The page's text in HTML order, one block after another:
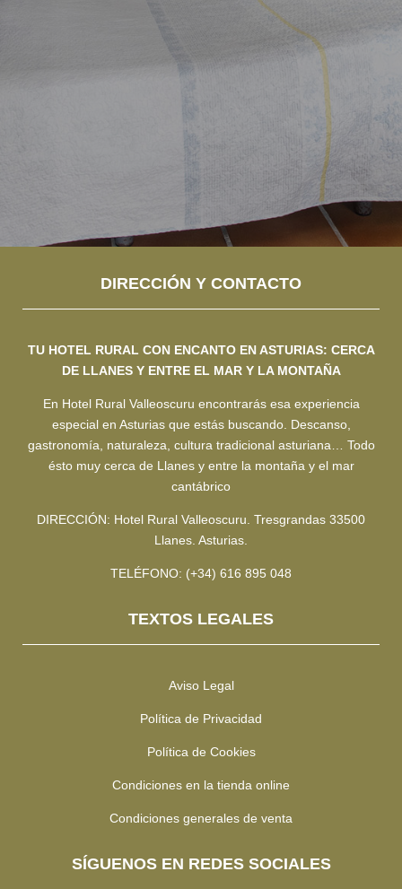
DIRECCIÓN Y CONTACTO
TU HOTEL RURAL CON ENCANTO EN ASTURIAS: CERCA
DE LLANES Y ENTRE EL MAR Y LA MONTAÑA
En Hotel Rural Valleoscuru encontrarás esa experiencia
especial en Asturias que estás buscando. Descanso,
gastronomía, naturaleza, cultura tradicional asturiana… Todo
ésto muy cerca de Llanes y entre la montaña y el mar
cantábrico
DIRECCIÓN: Hotel Rural Valleoscuru. Tresgrandas 33500
Llanes. Asturias.
TELÉFONO: (+34) 616 895 048
TEXTOS LEGALES
Aviso Legal
Política de Privacidad
Política de Cookies
Condiciones en la tienda online
Condiciones generales de venta
SÍGUENOS EN REDES SOCIALES